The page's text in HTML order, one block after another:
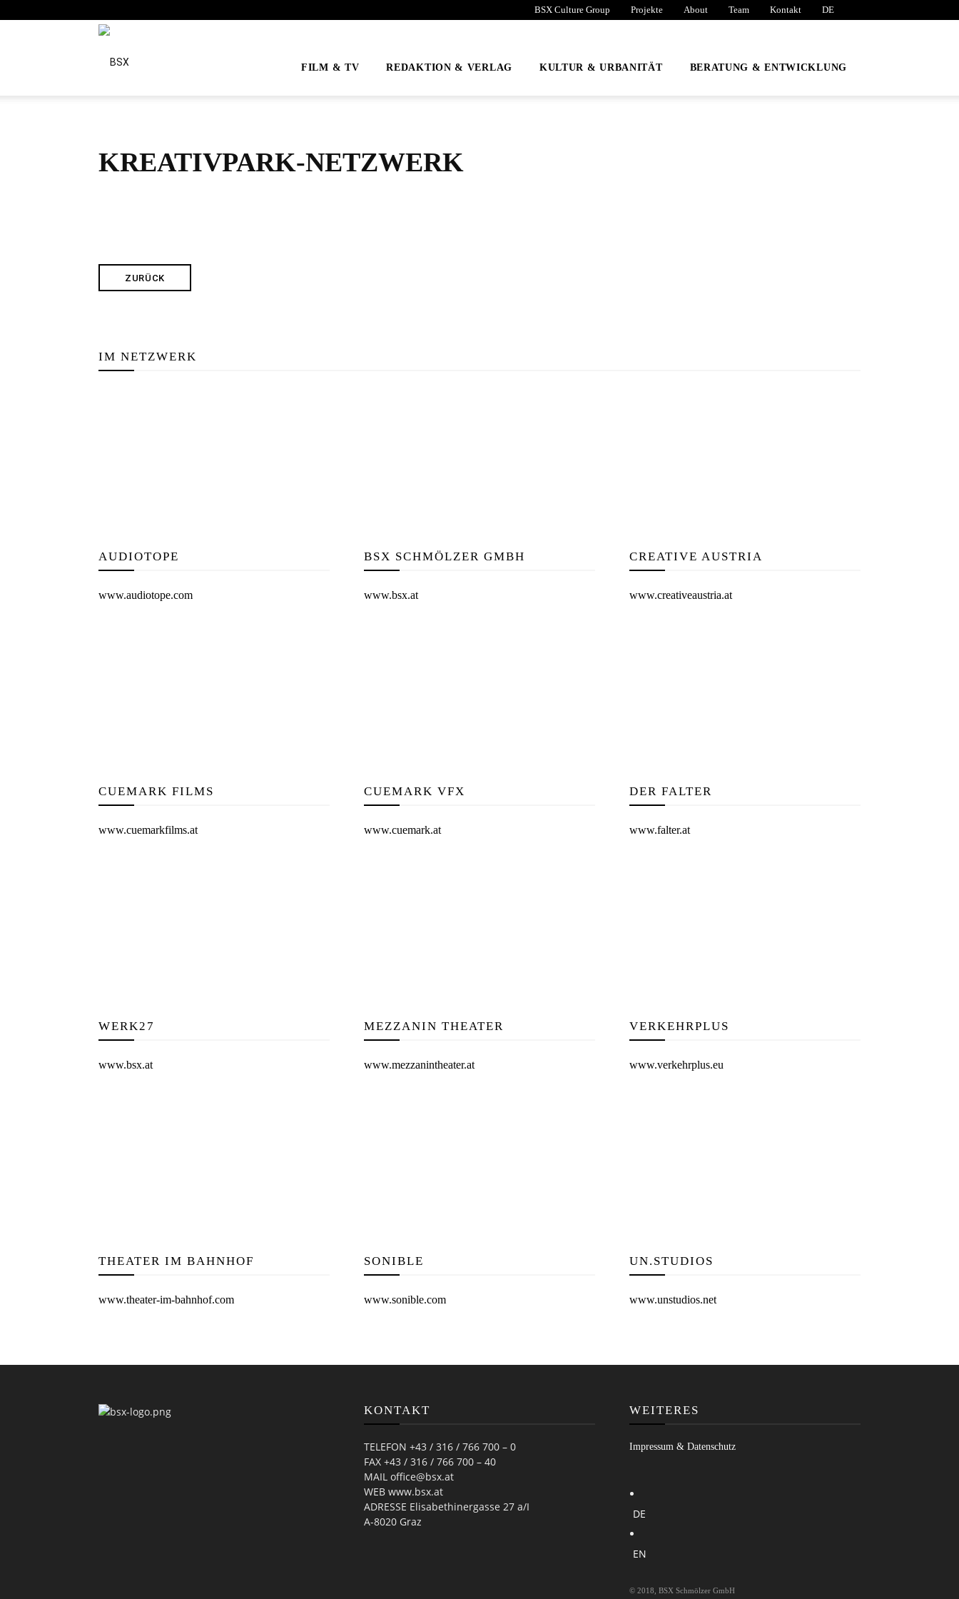
BSX Culture Group Projekte About Team Kontakt DE
FILM & TV REDAKTION & VERLAG KULTUR & URBANITÄT BERATUNG & ENTWICKLUNG
KREATIVPARK-NETZWERK
ZURÜCK
IM NETZWERK
AUDIOTOPE
www.audiotope.com
BSX SCHMÖLZER GMBH
www.bsx.at
CREATIVE AUSTRIA
www.creativeaustria.at
CUEMARK FILMS
www.cuemarkfilms.at
CUEMARK VFX
www.cuemark.at
DER FALTER
www.falter.at
WERK27
www.bsx.at
MEZZANIN THEATER
www.mezzanintheater.at
VERKEHRPLUS
www.verkehrplus.eu
THEATER IM BAHNHOF
www.theater-im-bahnhof.com
SONIBLE
www.sonible.com
UN.STUDIOS
www.unstudios.net
KONTAKT
TELEFON +43 / 316 / 766 700 – 0
FAX +43 / 316 / 766 700 – 40
MAIL office@bsx.at
WEB www.bsx.at
ADRESSE Elisabethinergasse 27 a/I
A-8020 Graz
WEITERES
Impressum & Datenschutz
DE
EN
© 2018, BSX Schmölzer GmbH